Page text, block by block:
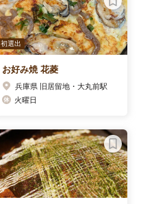
初選出
お好み焼 花菱
兵庫県 旧居留地・大丸前駅
火曜日